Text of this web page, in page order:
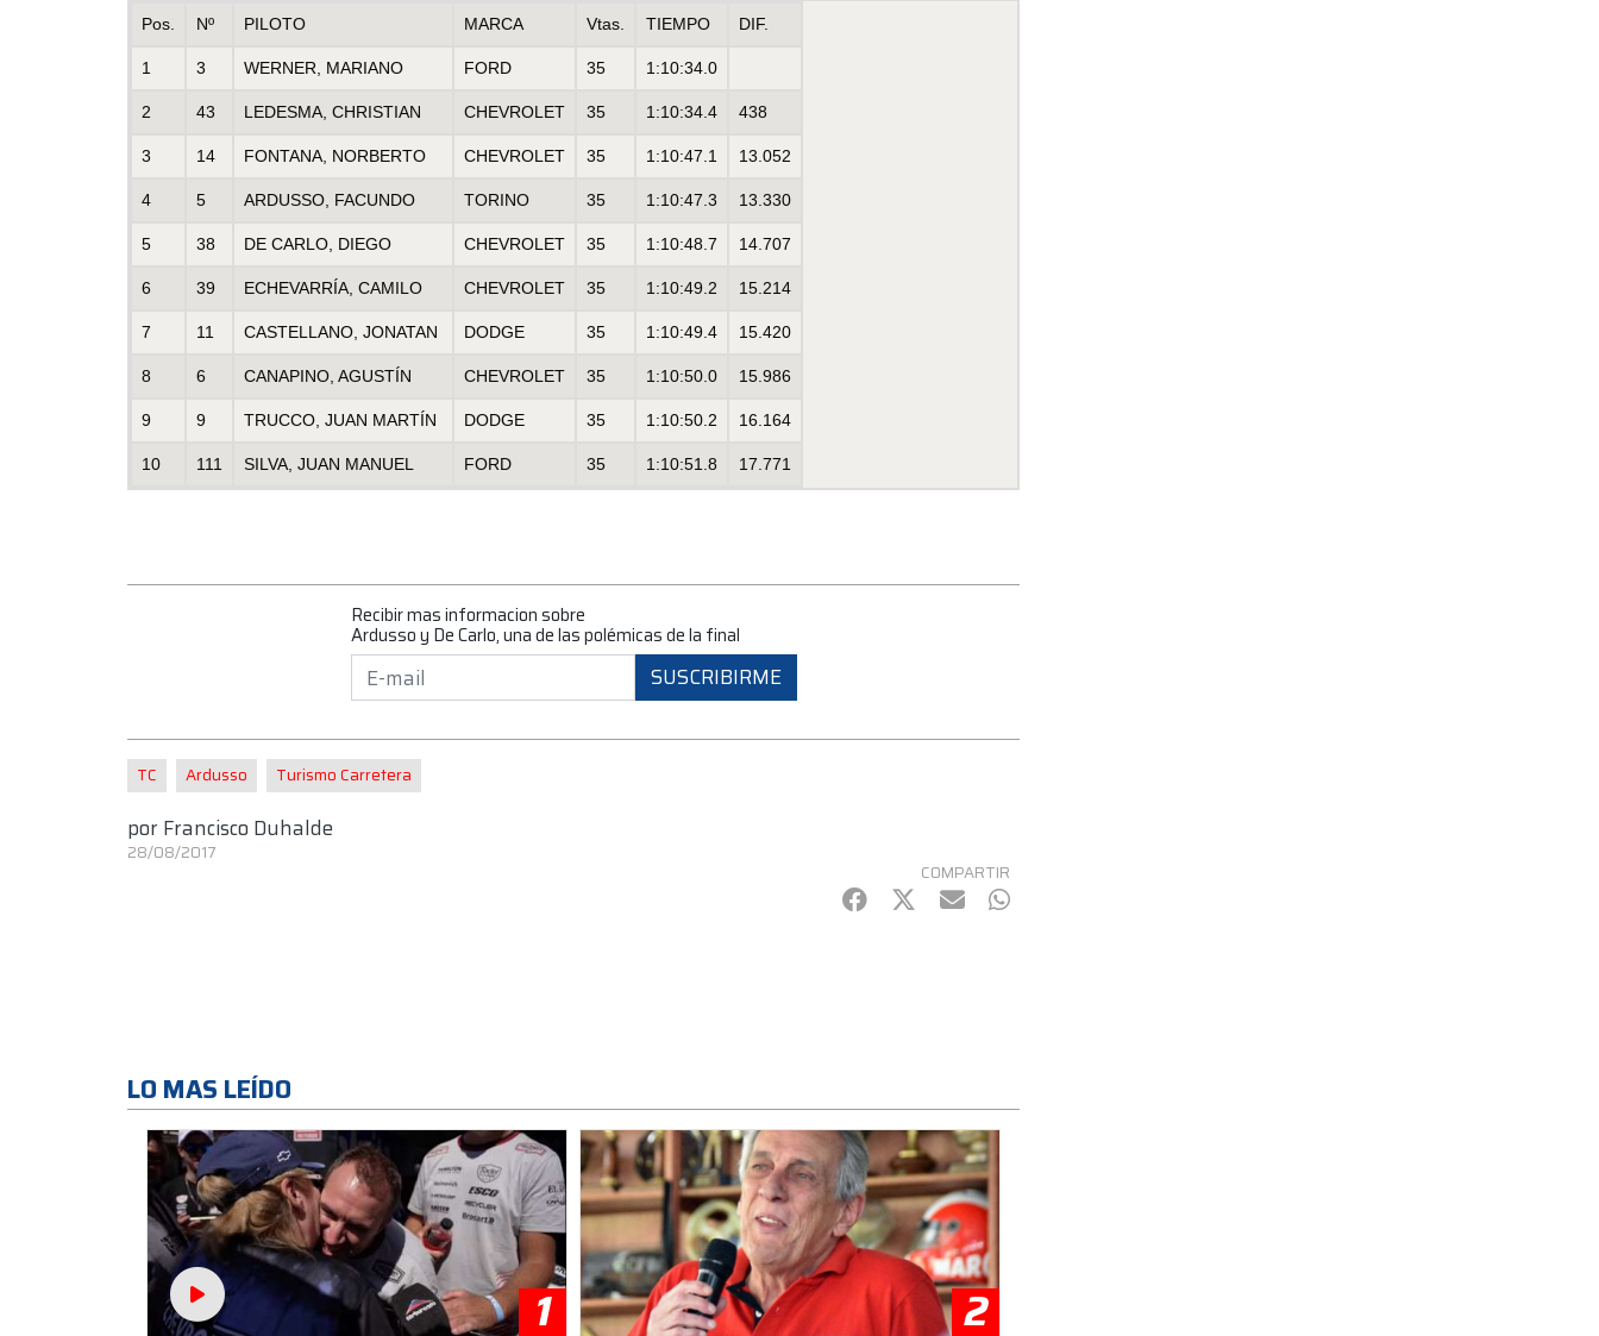
Pos. Nº PILOTO MARCA Vtas. TIEMPO DIF.
1 3 WERNER, MARIANO FORD 35 1:10:34.0
2 43 LEDESMA, CHRISTIAN CHEVROLET 35 1:10:34.4 438
3 14 FONTANA, NORBERTO CHEVROLET 35 1:10:47.1 13.052
4 5 ARDUSSO, FACUNDO TORINO 35 1:10:47.3 13.330
5 38 DE CARLO, DIEGO CHEVROLET 35 1:10:48.7 14.707
6 39 ECHEVARRÍA, CAMILO CHEVROLET 35 1:10:49.2 15.214
7 11 CASTELLANO, JONATAN DODGE 35 1:10:49.4 15.420
8 6 CANAPINO, AGUSTÍN CHEVROLET 35 1:10:50.0 15.986
9 9 TRUCCO, JUAN MARTÍN DODGE 35 1:10:50.2 16.164
10 111 SILVA, JUAN MANUEL FORD 35 1:10:51.8 17.771
Recibir mas informacion sobre
Ardusso y De Carlo, una de las polémicas de la final
SUSCRIBIRME
TC Ardusso Turismo Carretera
por Francisco Duhalde
28/08/2017
COMPARTIR
Facebook
Twitter
mail WhatsApp
LO MAS LEÍDO
1 2